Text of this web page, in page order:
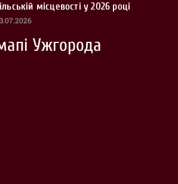
місцевості у 2026 році
Ужгорода